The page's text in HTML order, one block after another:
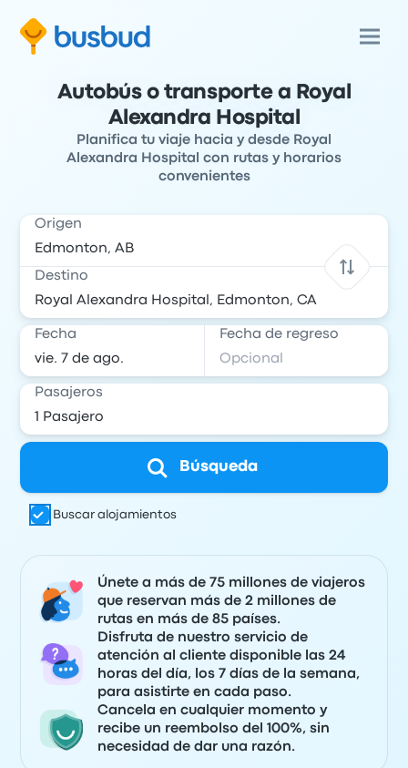
Autobús o transporte a Royal
Alexandra Hospital
Planifica tu viaje hacia y desde Royal
Alexandra Hospital con rutas y horarios
convenientes
Origen
Destino
Fecha Fecha de regreso
Pasajeros
Búsqueda
Buscar alojamientos
Únete a más de 75 millones de viajeros
que reservan más de 2 millones de
rutas en más de 85 países.
Disfruta de nuestro servicio de
atención al cliente disponible las 24
horas del día, los 7 días de la semana,
para asistirte en cada paso.
Cancela en cualquier momento y
recibe un reembolso del 100%, sin
necesidad de dar una razón.